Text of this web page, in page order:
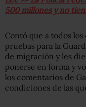
500 millones y no
Contó que a todos
pruebas para la
de migración y les
ponerse en forma y
los comentarios de
condiciones de las